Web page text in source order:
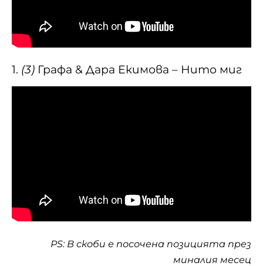
1. (3) Графа & Дара Екимова – Нито миг
PS: В скоби е посочена позицията през
миналия месец